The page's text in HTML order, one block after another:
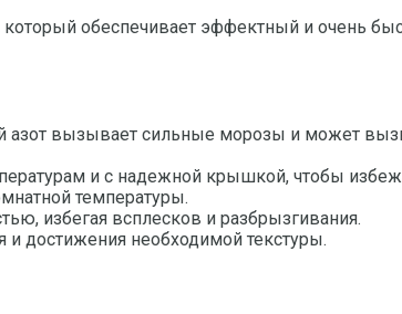
обеспечивает эффектный и очень
вызывает сильные морозы и может
и с надежной крышкой, чтобы
температуры.
избегая всплесков и разбрызгивания.
достижения необходимой текстуры.